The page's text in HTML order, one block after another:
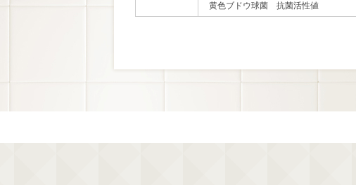
黄色ブドウ球菌 抗菌活性値